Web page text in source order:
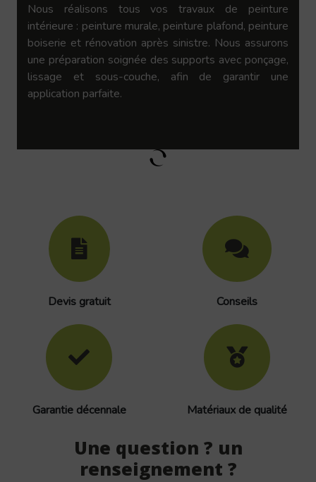
Nous réalisons tous vos travaux de peinture
intérieure : peinture murale, peinture plafond, peinture
boiserie et rénovation après sinistre. Nous assurons
une préparation soignée des supports avec ponçage,
lissage et sous-couche, afin de garantir une
application parfaite.
Devis gratuit Conseils
Garantie décennale Matériaux de qualité
Une question ? un
renseignement ?